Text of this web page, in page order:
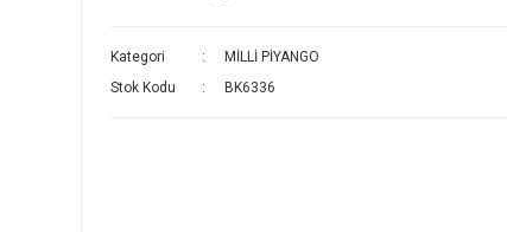
Kategori
MİLLİ PİYANGO
Stok Kodu
BK6336